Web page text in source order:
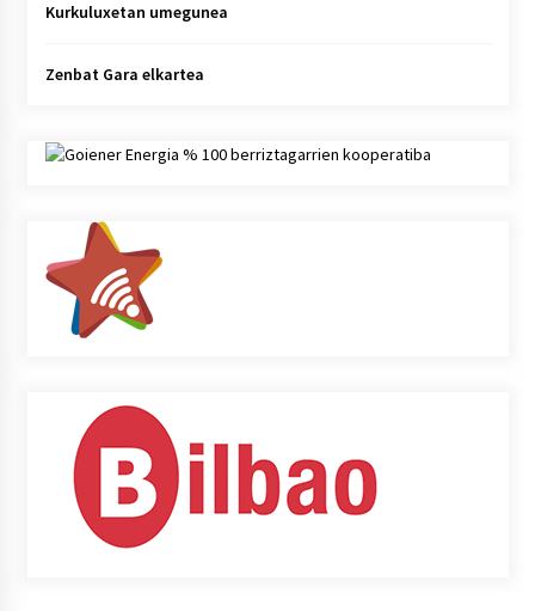
Kurkuluxetan umegunea
Zenbat Gara elkartea